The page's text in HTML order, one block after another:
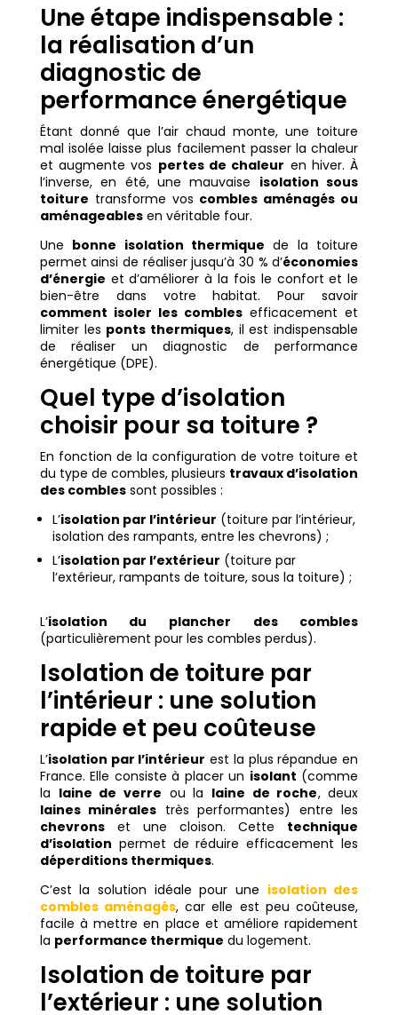
Une étape indispensable :
la réalisation d’un
diagnostic de
performance énergétique
Étant donné que l’air chaud monte, une toiture
mal isolée laisse plus facilement passer la chaleur
et augmente vos pertes de chaleur en hiver. À
l’inverse, en été, une mauvaise isolation sous
toiture transforme vos combles aménagés ou
aménageablesen véritable four.
Une bonne isolation thermique de la toiture
permet ainsi de réaliser jusqu’à 30 % d’économies
d’énergie et d’améliorer à la fois le confort et le
bien-être dans votre habitat. Pour savoir
comment isoler les combles efficacement et
limiter les ponts thermiques, il est indispensable
de réaliser un diagnostic de performance
énergétique (DPE).
Quel type d’isolation
choisir pour sa toiture ?
En fonction de la configuration de votre toiture et
du type de combles, plusieurs travaux d’isolation
des comblessont possibles :
L’isolation par l’intérieur (toiture par l’intérieur,
isolation des rampants, entre les chevrons) ;
L’isolation par l’extérieur (toiture par
l’extérieur, rampants de toiture, sous la toiture) ;
L’isolation du plancher des combles
(particulièrement pour les combles perdus).
Isolation de toiture par
l’intérieur : une solution
rapide et peu coûteuse
L’isolation par l’intérieur est la plus répandue en
France. Elle consiste à placer un isolant (comme
la laine de verre ou la laine de roche, deux
laines minérales très performantes) entre les
chevronset une cloison. Cette technique
d’isolation permet de réduire efficacement les
déperditions thermiques.
C’est la solution idéale pour une isolation des
combles aménagés, car elle est peu coûteuse,
facile à mettre en place et améliore rapidement
la performance thermique du logement.
Isolation de toiture par
l’extérieur : une solution